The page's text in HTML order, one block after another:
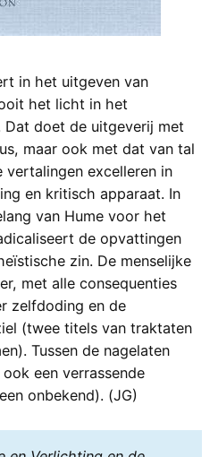
in het uitgeven van
het licht in het
Dat doet de uitgeverij met
maar ook met dat van tal
vertalingen excelleren in
en kritisch apparaat. In
van Hume voor het
de opvattingen
zin. De menselijke
met alle consequenties
zelfdoding en de
(twee titels van traktaten
Tussen de nagelaten
een verrassende
onbekend). (JG)